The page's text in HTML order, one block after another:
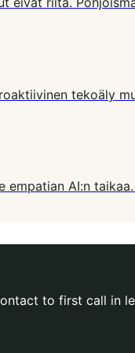
tekoäly
empatian AI:n
to first call in